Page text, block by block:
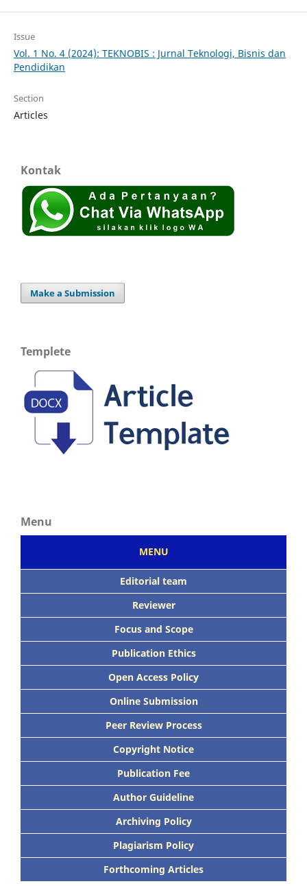
Issue
Vol. 1 No. 4 (2024): TEKNOBIS : Jurnal Teknologi, Bisnis dan
Pendidikan
Section
Articles
Kontak
Make a Submission
Templete
Menu
MENU
Editorial team
Reviewer
Focus and Scope
Publication Ethics
Open Access Policy
Online Submission
Peer Review Process
Copyright Notice
Publication Fee
Author Guideline
Archiving Policy
Plagiarism Policy
Forthcoming Articles